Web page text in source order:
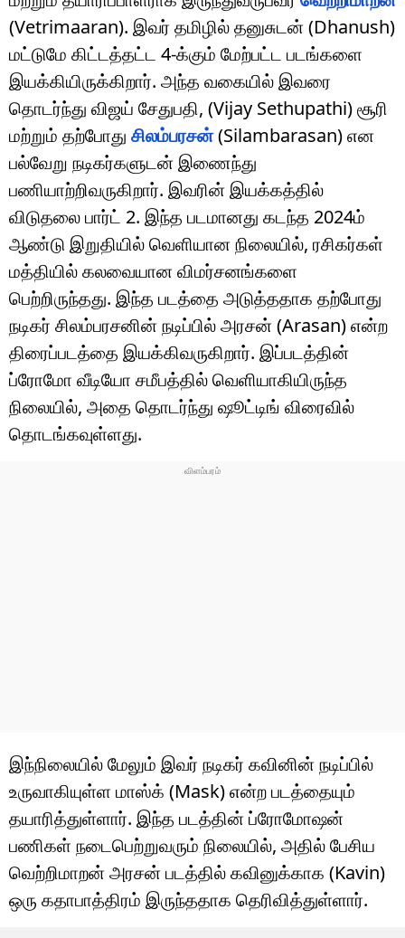
(Vetrimaaran). இவர் தமிழில் தனுசுடன் (Dhanush)
மட்டுமே கிட்டத்தட்ட 4-க்கும் மேற்பட்ட படங்களை
இயக்கியிருக்கிறார். அந்த வகையில் இவரை
தொடர்ந்து விஜய் சேதுபதி, (Vijay Sethupathi) சூரி
மற்றும் தற்போது சிலம்பரசன்(Silambarasan) என
பல்வேறு நடிகர்களுடன் இணைந்து
பணியாற்றிவருகிறார். இவரின் இயக்கத்தில்
விடுதலை பார்ட் 2. இந்த படமானது கடந்த 2024ம்
ஆண்டு இறுதியில் வெளியான நிலையில், ரசிகர்கள்
மத்தியில் கலவையான விமர்சனங்களை
பெற்றிருந்தது. இந்த படத்தை அடுத்ததாக தற்போது
நடிகர் சிலம்பரசனின் நடிப்பில் அரசன் (Arasan) என்ற
திரைப்படத்தை இயக்கிவருகிறார். இப்படத்தின்
ப்ரோமோ வீடியோ சமீபத்தில் வெளியாகியிருந்த
நிலையில், அதை தொடர்ந்து ஷூட்டிங் விரைவில்
தொடங்கவுள்ளது.
இந்நிலையில் மேலும் இவர் நடிகர் கவினின் நடிப்பில்
உருவாகியுள்ள மாஸ்க் (Mask) என்ற படத்தையும்
தயாரித்துள்ளார். இந்த படத்தின் ப்ரோமோஷன்
பணிகள் நடைபெற்றுவரும் நிலையில், அதில் பேசிய
வெற்றிமாறன் அரசன் படத்தில் கவினுக்காக (Kavin)
ஒரு கதாபாத்திரம் இருந்ததாக தெரிவித்துள்ளார்.